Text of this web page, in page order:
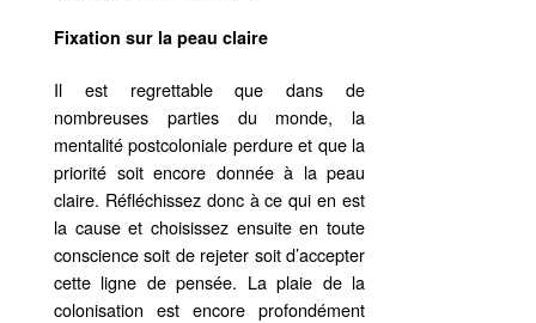
Fixation sur la peau claire
Il est regrettable que dans de
nombreuses parties du monde, la
mentalité postcoloniale perdure et que la
priorité soit encore donnée à la peau
claire. Réfléchissez donc à ce qui en est
la cause et choisissez ensuite en toute
conscience soit de rejeter soit d’accepter
cette ligne de pensée. La plaie de la
colonisation est encore profondément